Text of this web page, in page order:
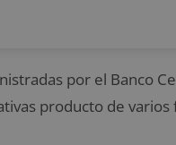
por el Banco
producto de